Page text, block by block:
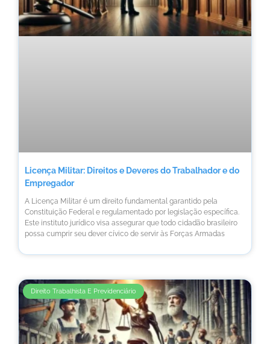
Licença Militar: Direitos e Deveres do Trabalhador e do
Empregador
A Licença Militar é um direito fundamental garantido pela
Constituição Federal e regulamentado por legislação específica.
Este instituto jurídico visa assegurar que todo cidadão brasileiro
possa cumprir seu dever cívico de servir às Forças Armadas
Direito Trabalhista E Previdenciário